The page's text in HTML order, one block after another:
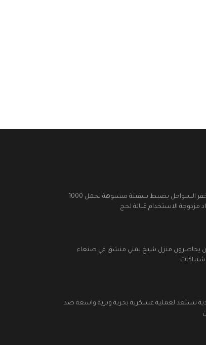
اليمن: خفر السواحل يضبط سفينة مشبوهة تحمل 1000
مزدوجة الاستخدام قبالة لحج
يحاصرون منزل شيخ يمني منشق في صنعاء
تستعد لعملية عسكرية بحرية وبرية واسعة ضد